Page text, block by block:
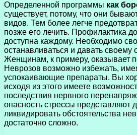
Определенной программы как
существует, потому, что они
видов. Тем более легче
позже его лечить. Профилактика
доступна каждому. Необходимо
останавливаться и давать своему
Женщинам, к примеру, оказывает
Неврозов возможно избежать,
успокаивающие препараты. Вы
исходя из этого имеете
последствия нервного
опасность стрессы представляют
ликвидировать обстоятельства
достаточно сложно.